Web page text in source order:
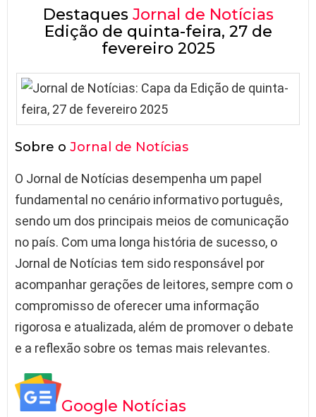
Destaques Jornal de Notícias
Edição de quinta-feira, 27 de
fevereiro 2025
Sobre o Jornal de Notícias
O Jornal de Notícias desempenha um papel
fundamental no cenário informativo português,
sendo um dos principais meios de comunicação
no país. Com uma longa história de sucesso, o
Jornal de Notícias tem sido responsável por
acompanhar gerações de leitores, sempre com o
compromisso de oferecer uma informação
rigorosa e atualizada, além de promover o debate
e a reflexão sobre os temas mais relevantes.
Google Notícias